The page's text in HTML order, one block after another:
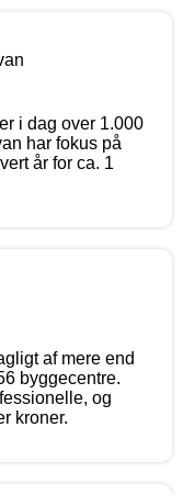
i dag over 1.000
har fokus på
år for ca. 1
af mere end
byggecentre.
og
kroner.